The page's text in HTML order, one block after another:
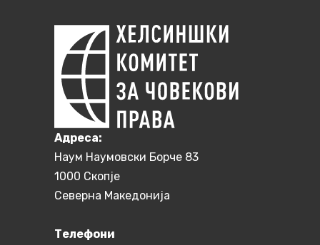
Aдреса:
Наум Наумовски Борче 83
1000 Скопје
Северна Македонија
Телефони